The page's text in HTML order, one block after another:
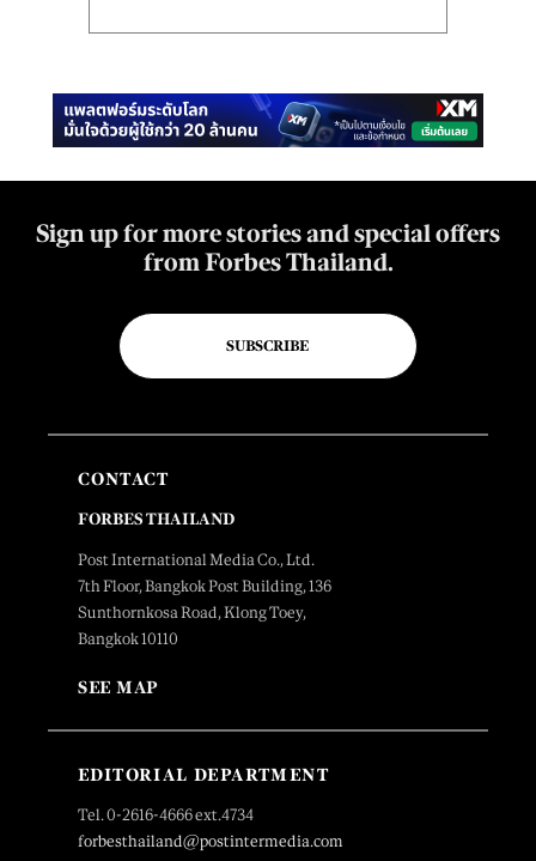
Sign up for more stories and special offers
from Forbes Thailand.
SUBSCRIBE
CONTACT
FORBES THAILAND
Post International Media Co., Ltd.
7th Floor, Bangkok Post Building, 136
Sunthornkosa Road, Klong Toey,
Bangkok 10110
SEE MAP
EDITORIAL DEPARTMENT
Tel. 0-2616-4666 ext.4734
forbesthailand@postintermedia.com